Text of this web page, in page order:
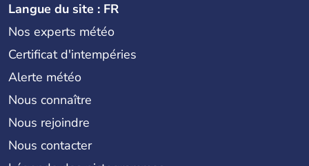
Langue du site : FR
Nos experts météo
Certificat d'intempéries
Alerte météo
Nous connaître
Nous rejoindre
Nous contacter